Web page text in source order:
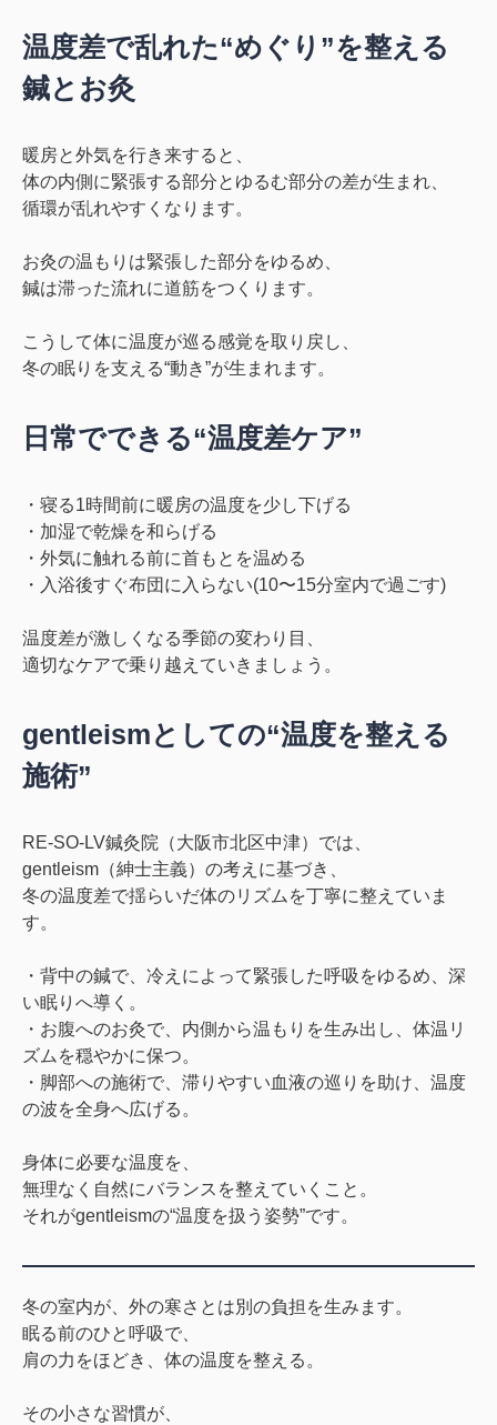
温度差で乱れた“めぐり”を整える
鍼とお灸
暖房と外気を行き来すると、
体の内側に緊張する部分とゆるむ部分の差が生まれ、
循環が乱れやすくなります。
お灸の温もりは緊張した部分をゆるめ、
鍼は滞った流れに道筋をつくります。
こうして体に温度が巡る感覚を取り戻し、
冬の眠りを支える“動き”が生まれます。
日常でできる“温度差ケア”
・寝る1時間前に暖房の温度を少し下げる
・加湿で乾燥を和らげる
・ 外気に触れる前に首もとを温める
・入浴後すぐ布団に入らない(10〜15分室内で過ごす)
温度差が激しくなる季節の変わり目、
適切なケアで乗り越えていきましょう。
gentleismとしての“温度を整える
施術”
RE-SO-LV鍼灸院（大阪市北区中津）では、
gentleism（紳士主義）の考えに基づき、
冬の温度差で揺らいだ体のリズム を丁寧に整えていま
す。
・背中の鍼で、冷えによって緊張した呼吸をゆるめ、 深
い眠りへ導く。
・お腹へのお灸で、内側から温もりを生み出し、 体温リ
ズムを穏やかに保つ。
・脚部への施術で、滞りやすい血液の巡りを助け、 温度
の波を全身へ広げる。
身体に必要な温度を、
無理なく自然にバランスを整えていくこと。
それがgentleismの“温度を扱う姿勢”です。
冬の室内が、外の寒さとは別の負担を生みます。
眠る前のひと呼吸で、
肩の力をほどき、体の温度を整える。
その小さな習慣が、